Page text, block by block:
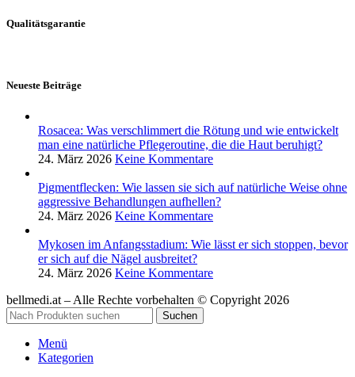
Qualitätsgarantie
Neueste Beiträge
Rosacea: Was verschlimmert die Rötung und wie entwickelt
man eine natürliche Pflegeroutine, die die Haut beruhigt?
24. März 2026 Keine Kommentare
Pigmentflecken: Wie lassen sie sich auf natürliche Weise ohne
aggressive Behandlungen aufhellen?
24. März 2026 Keine Kommentare
Mykosen im Anfangsstadium: Wie lässt er sich stoppen, bevor
er sich auf die Nägel ausbreitet?
24. März 2026 Keine Kommentare
bellmedi.at – Alle Rechte vorbehalten © Copyright 2026
Suchen
Menü
Kategorien